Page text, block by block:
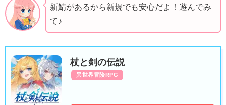
新鯖があるから新規でも安心だよ！遊んでみ
て♪
杖と剣の伝説
異世界冒険RPG